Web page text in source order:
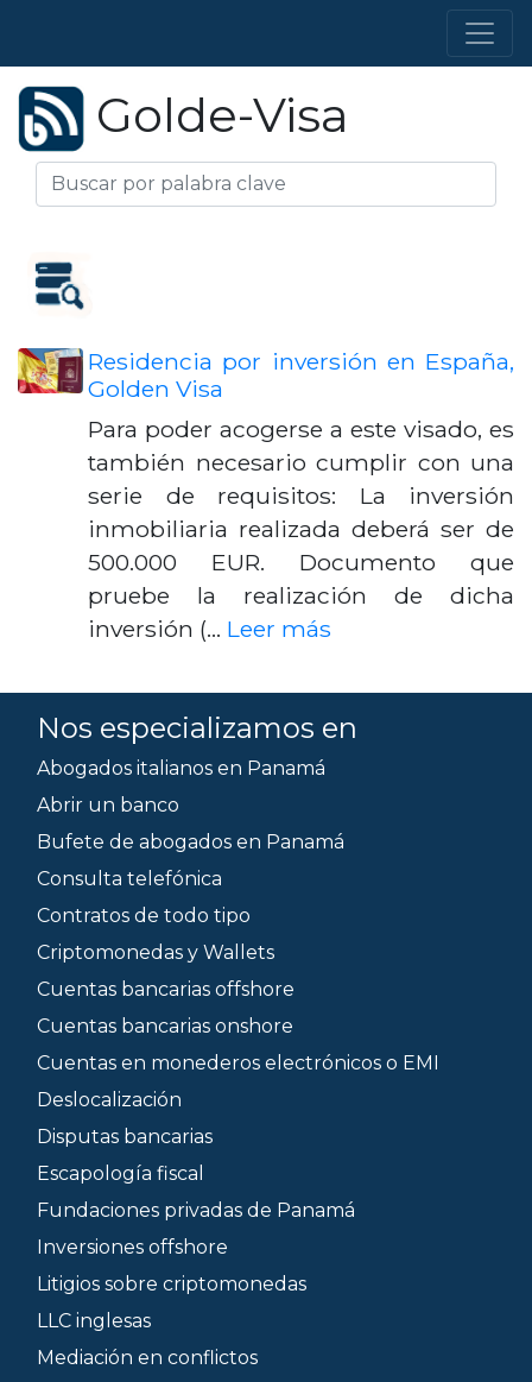
Golde-Visa
Residencia por inversión en España,
Golden Visa
Para poder acogerse a este visado, es
también necesario cumplir con una
serie de requisitos: La inversión
inmobiliaria realizada deberá ser de
500.000 EUR. Documento que
pruebe la realización de dicha
inversión (… Leer más
Nos especializamos en
Abogados italianos en Panamá
Abrir un banco
Bufete de abogados en Panamá
Consulta telefónica
Contratos de todo tipo
Criptomonedas y Wallets
Cuentas bancarias offshore
Cuentas bancarias onshore
Cuentas en monederos electrónicos o EMI
Deslocalización
Disputas bancarias
Escapología fiscal
Fundaciones privadas de Panamá
Inversiones offshore
Litigios sobre criptomonedas
LLC inglesas
Mediación en conflictos